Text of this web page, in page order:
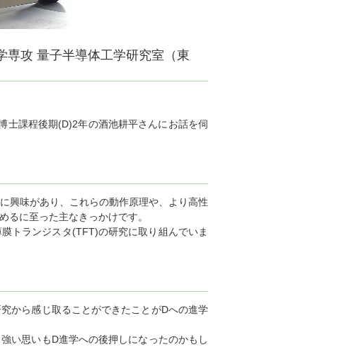
専攻 量子半導体工学研究室（東
士課程後期(D)2年の酒池耕平さんにお話を伺
興味があり、これらの動作原理や、より高性
るに至った主なきっかけです。
トランジスタ(TFT)の研究に取り組んでいま
から感じ取ることができたことがDへの進学
い思いもD進学への後押しになったのかもし